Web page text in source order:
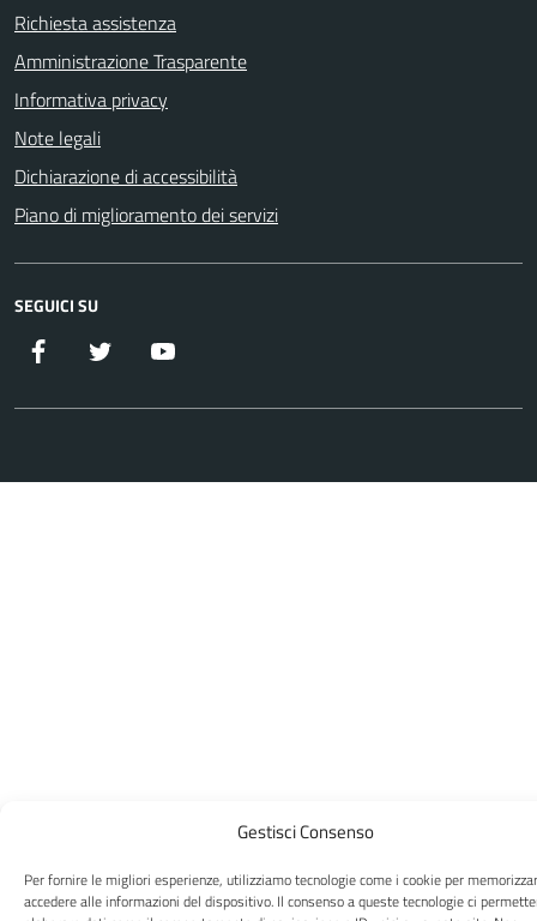
Gestisci Consenso
Per fornire le migliori esperienze, utilizziamo tecnologie come i cookie per
accedere alle informazioni del dispositivo. Il consenso a queste tecnologie ci
Richiesta assistenza
Amministrazione Trasparente
Informativa privacy
Note legali
Dichiarazione di accessibilità
Piano di miglioramento dei servizi
SEGUICI SU
Facebook Twitter